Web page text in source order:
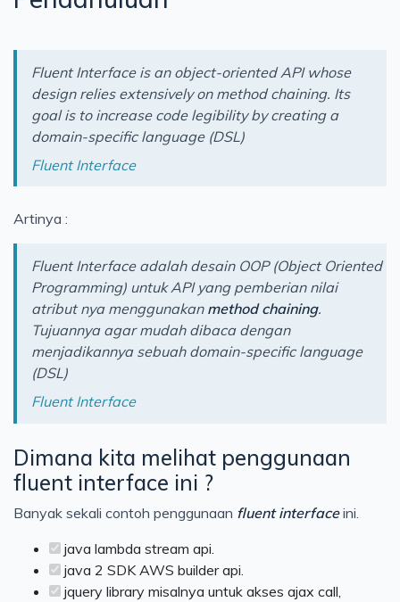
Jaringan
Testing
Kerja
Artificial Intelligence
Fluent Interface is an object-oriented API whose
design relies extensively on method chaining. Its
goal is to increase code legibility by creating a
domain-specific language (DSL)
Fluent Interface
Artinya :
Fluent Interface adalah desain OOP (Object Oriented
Programming) untuk API yang pemberian nilai
atribut nya menggunakan method chaining.
Tujuannya agar mudah dibaca dengan
menjadikannya sebuah domain-specific language
(DSL)
Fluent Interface
Dimana kita melihat penggunaan
fluent interface ini ?
Banyak sekali contoh penggunaan fluent interfaceini.
java lambda stream api.
java 2 SDK AWS builder api.
jquery library misalnya untuk akses ajax call,